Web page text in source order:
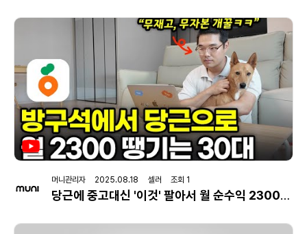
머니관리자 2025.08.18 셀러 조회 1
당근에 중고대신 '이것' 팔아서 월 순수익 2300만원 버는 30대 사장님